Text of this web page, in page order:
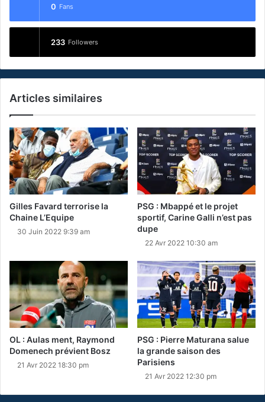
0 Fans
233 Followers
Articles similaires
Gilles Favard terrorise la
Chaine L’Equipe
30 Juin 2022 9:39 am
PSG : Mbappé et le projet
sportif, Carine Galli n’est pas
dupe
22 Avr 2022 10:30 am
OL : Aulas ment, Raymond
Domenech prévient Bosz
21 Avr 2022 18:30 pm
PSG : Pierre Maturana salue
la grande saison des
Parisiens
21 Avr 2022 12:30 pm